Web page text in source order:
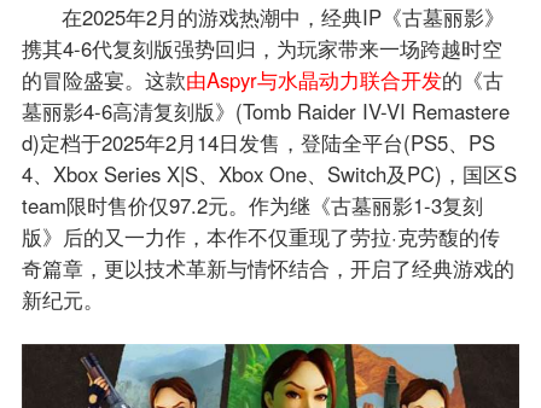
在2025年2月的游戏热潮中，经典IP《古墓丽影》
携其4-6代复刻版强势回归，为玩家带来一场跨越时空
的冒险盛宴。这款由Aspyr与水晶动力联合开发的《古
墓丽影4-6高清复刻版》(Tomb Raider IV-VI Remastere
d)定档于2025年2月14日发售，登陆全平台(PS5、PS
4、Xbox Series X|S、Xbox One、Switch及PC)，国区S
team限时售价仅97.2元。作为继《古墓丽影1-3复刻
版》后的又一力作，本作不仅重现了劳拉·克劳馥的传
奇篇章，更以技术革新与情怀结合，开启了经典游戏的
新纪元。